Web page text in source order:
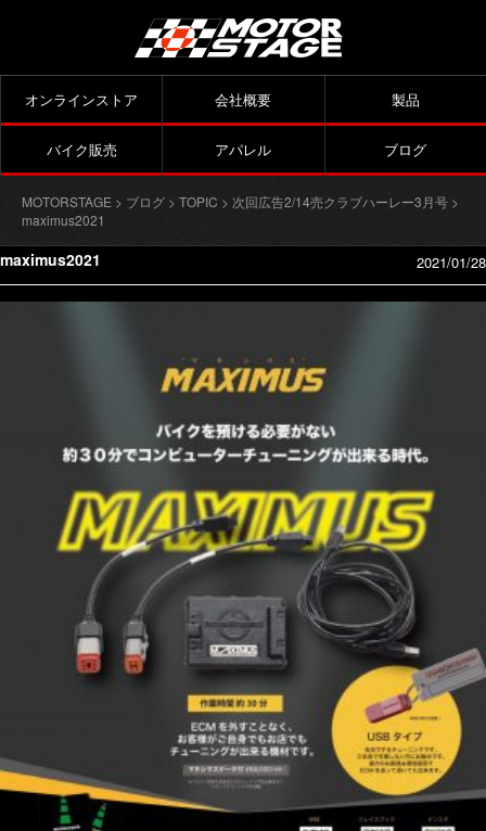
オンラインストア 会社概要 製品
バイク販売 アパレル ブログ
MOTORSTAGE > ブログ > TOPIC > 次回広告2/14売クラブハーレー3月号 >
maximus2021
maximus2021 2021/01/28